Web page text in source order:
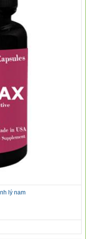
lý nam